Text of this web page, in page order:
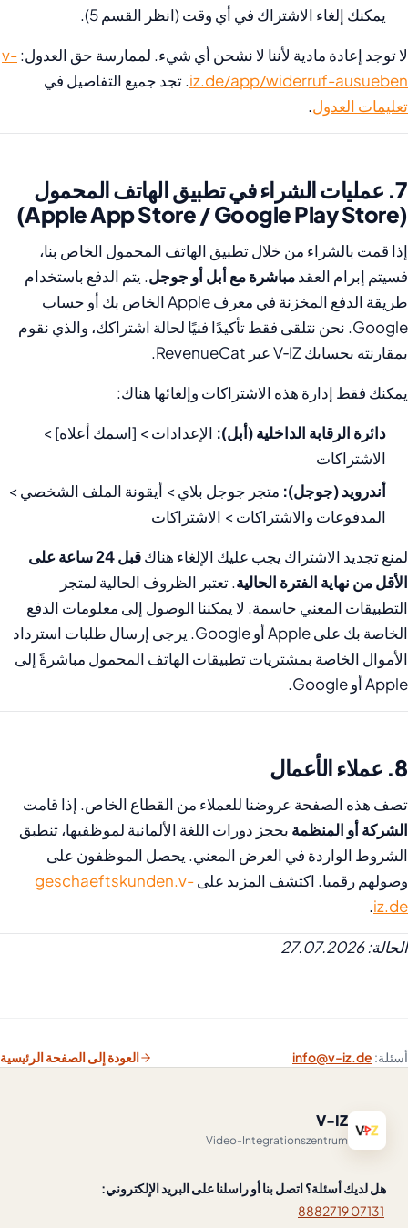
يمكنك إلغاء الاشتراك في أي وقت (انظر القسم 5).
لا توجد إعادة مادية لأننا لا نشحن أي شيء. لممارسة حق العدول:v-
iz.de/app/widerruf-ausueben. تجد جميع التفاصيل في
تعليمات العدول.
7. عمليات الشراء في تطبيق الهاتف المحمول
(Apple App Store / Google Play Store)
إذا قمت بالشراء من خلال تطبيق الهاتف المحمول الخاص بنا،
فسيتم إبرام العقدمباشرة مع أبل أو جوجل. يتم الدفع باستخدام
طريقة الدفع المخزنة في معرف Apple الخاص بك أو حساب
Google. نحن نتلقى فقط تأكيدًا فنيًا لحالة اشتراكك، والذي نقوم
بمقارنته بحسابك V‑IZ عبر RevenueCat.
يمكنك فقط إدارة هذه الاشتراكات وإلغائها هناك:
دائرة الرقابة الداخلية (أبل): الإعدادات > [اسمك أعلاه] >
الاشتراكات
أندرويد (جوجل): متجر جوجل بلاي > أيقونة الملف الشخصي >
المدفوعات والاشتراكات > الاشتراكات
لمنع تجديد الاشتراك يجب عليك الإلغاء هناك
قبل 24 ساعة على
الأقل من نهاية الفترة الحالية. تعتبر الظروف الحالية لمتجر
التطبيقات المعني حاسمة. لا يمكننا الوصول إلى معلومات الدفع
الخاصة بك على Apple أو Google. يرجى إرسال طلبات استرداد
الأموال الخاصة بمشتريات تطبيقات الهاتف المحمول مباشرةً إلى
Apple أو Google.
8. عملاء الأعمال
تصف هذه الصفحة عروضنا للعملاء من القطاع الخاص. إذا قامت
الشركة أو المنظمة بحجز دورات اللغة الألمانية لموظفيها، تنطبق
الشروط الواردة في العرض المعني. يحصل الموظفون على
وصولهم رقميا. اكتشف المزيد علىgeschaeftskunden.v-
iz.de
.
الحالة: 27.07.2026
أسئلة: info@v-iz.de العودة إلى الصفحة الرئيسية
V-IZ
Video-Integrationszentrum
هل لديك أسئلة؟ اتصل بنا أو راسلنا على البريد الإلكتروني:
07131 8882719